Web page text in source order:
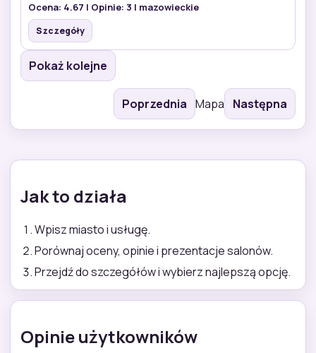
Ocena: 4.67 | Opinie: 3 | mazowieckie
Szczegóły
Pokaż kolejne
Poprzednia Mapa Następna
Jak to działa
Wpisz miasto i usługę.
Porównaj oceny, opinie i prezentacje salonów.
Przejdź do szczegółów i wybierz najlepszą opcję.
Opinie użytkowników